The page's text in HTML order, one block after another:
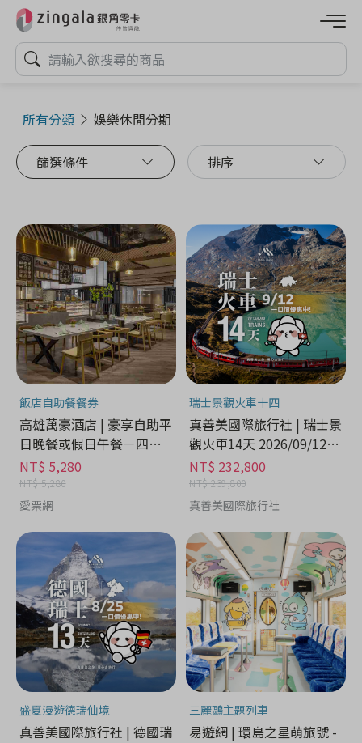
所有分類 娛樂休閒分期
篩選條件 排序
飯店自助餐餐券
高雄萬豪酒店 | 豪享自助平
日晚餐或假日午餐－四張
一套 - 娛樂休閒分期
NT$ 5,280
NT$ 5,280
愛票網
瑞士景觀火車十四
真善美國際旅行社 | 瑞士景
觀火車14天 2026/09/12出
發 - 娛樂休閒分期
NT$ 232,800
NT$ 239,800
真善美國際旅行社
盛夏漫遊德瑞仙境
真善美國際旅行社 | 德國瑞
三麗鷗主題列車
易遊網 | 環島之星萌旅號 -